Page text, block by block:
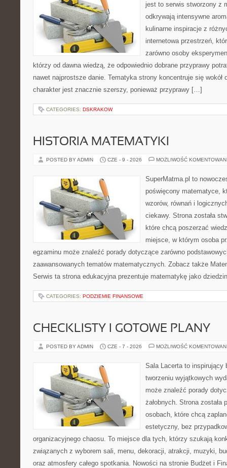
jest to serwis stworzony z
odkrywają intensywne
kulinarne inspiracje z
internetowa przestrzeń,
zarówno osoby
którzy od dawna wiedzą, że odpowiednio dobrane przyprawy
nawet najprostsze danie. Tematyka strony koncentruje się wokół
charakter jest znacznie szerszy, ponieważ przyprawy […]
CATEGORIES: DSKRAKOW
HISTORIA MATEMATYKI
POSTED BY ADMIN CZE - 9 - 2026 MOŻLIWOŚĆ
SuperMatma.pl to
poświęcony matematyce,
wzorów, równań i
ciekawy. Strona została
które chcą poszerzać
miejsce, w którym osoba
egzaminu może znaleźć porady dotyczące zarówno
zaawansowanych tematów matematycznych. Zobacz także
Serwis ta strona edukacyjna prezentuje matematykę jako
CATEGORIES: PODZIEMIE FINANSOWE
CHECKLISTY I GOTOWE PLANY
POSTED BY ADMIN CZE - 7 - 2026 MOŻLIWOŚĆ
Sala Lacerta to inspirujący
tworzeniu wyjątkowych
może znaleźć porady
żałobnych. Strona została
osobach, które chcą
estetyczny, bez
organizacyjnego chaosu. To miejsce dla tych, którzy szukają
związanych z wyborem sali, menu, dekoracji, atrakcji, muzyki,
oraz atmosfery całego spotkania. Nowości na stronie Budżet i